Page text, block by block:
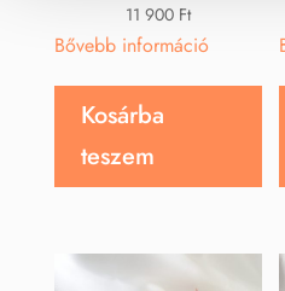
11 900 Ft
Bővebb információ
Kosárba
teszem